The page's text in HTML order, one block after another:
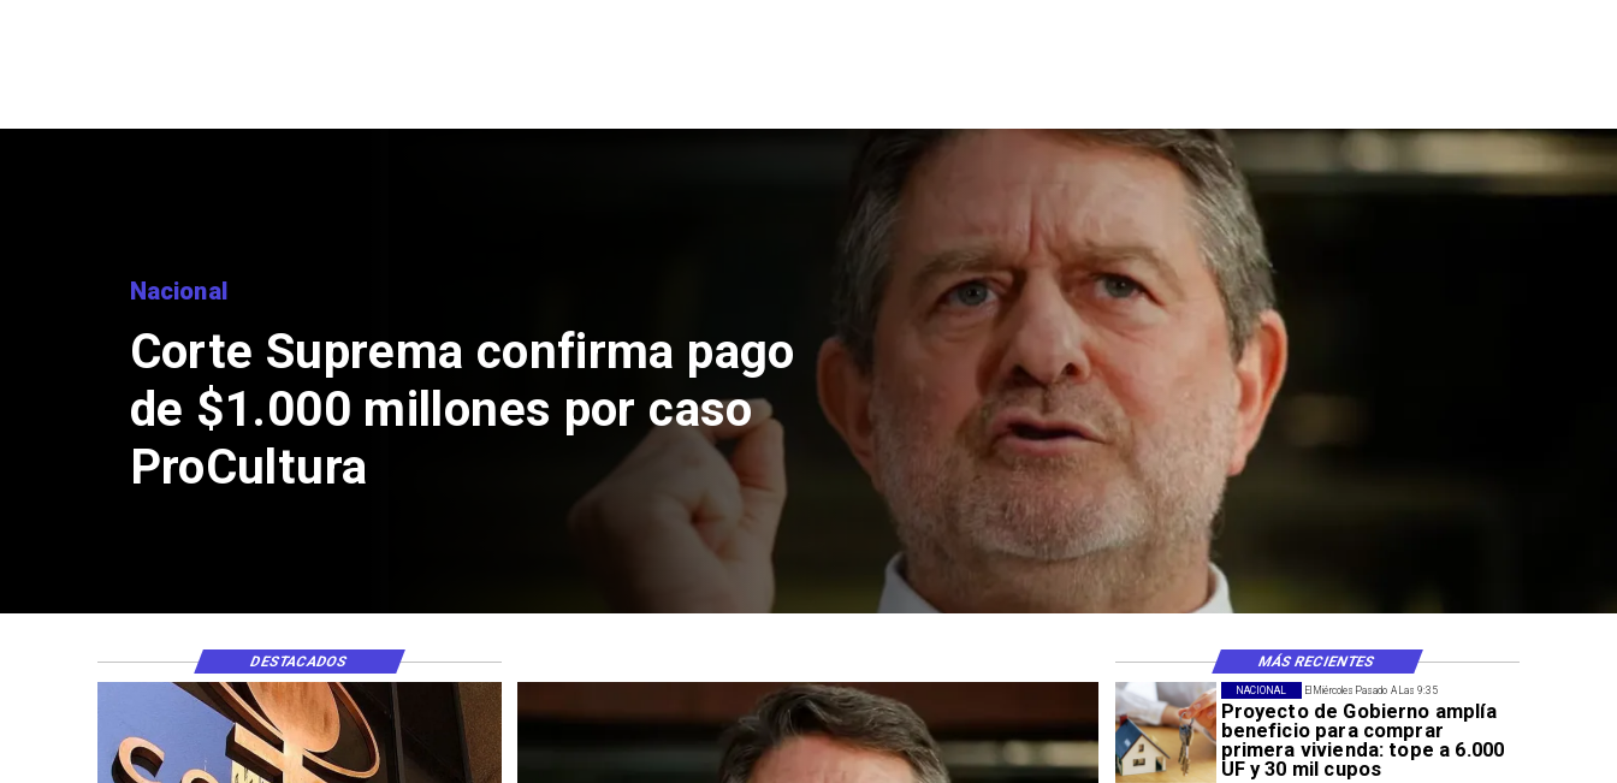
Codelco suspende construcción
de Andes Norte en El Teniente
por riesgos sísmicos
El Miércoles Pasado A Las 9:35
Proyecto de Gobierno amplía
beneficio para comprar
primera vivienda: tope a 6.000
UF y 30 mil cupos
NACIONAL
DESTACADOS MÁS RECIENTES